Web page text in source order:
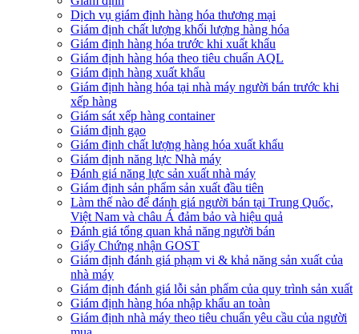
Dịch vụ giám định hàng hóa thương mại
Giám định chất lượng khối lượng hàng hóa
Giám định hàng hóa trước khi xuất khẩu
Giám định hàng hóa theo tiêu chuẩn AQL
Giám định hàng xuất khẩu
Giám định hàng hóa tại nhà máy người bán trước khi
xếp hàng
Giám sát xếp hàng container
Giám định gạo
Giám định chất lượng hàng hóa xuất khẩu
Giám định năng lực Nhà máy
Đánh giá năng lực sản xuất nhà máy
Giám định sản phẩm sản xuất đầu tiên
Làm thế nào để đánh giá người bán tại Trung Quốc,
Việt Nam và châu Á đảm bảo và hiệu quả
Đánh giá tổng quan khả năng người bán
Giấy Chứng nhận GOST
Giám định đánh giá phạm vi & khả năng sản xuất của
nhà máy
Giám định đánh giá lỗi sản phẩm của quy trình sản xuất
Giám định hàng hóa nhập khẩu an toàn
Giám định nhà máy theo tiêu chuẩn yêu cầu của người